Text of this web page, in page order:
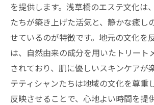
エステ愛好者が集う台東区
浅草橋のエステサロンで体験で
力
予算に合わせて選べる豊富な
リーズナブルな価格で極上
価格以上の価値を提供する施
を提供します。浅草橋のエステ文化は
たちが築き上げた活気と、静かな癒し
せているのが特徴です。地元の文化を
は、自然由来の成分を用いたトリート
されており、肌に優しいスキンケアが
テティシャンたちは地域の文化を尊重
反映させることで、心地よい時間を提